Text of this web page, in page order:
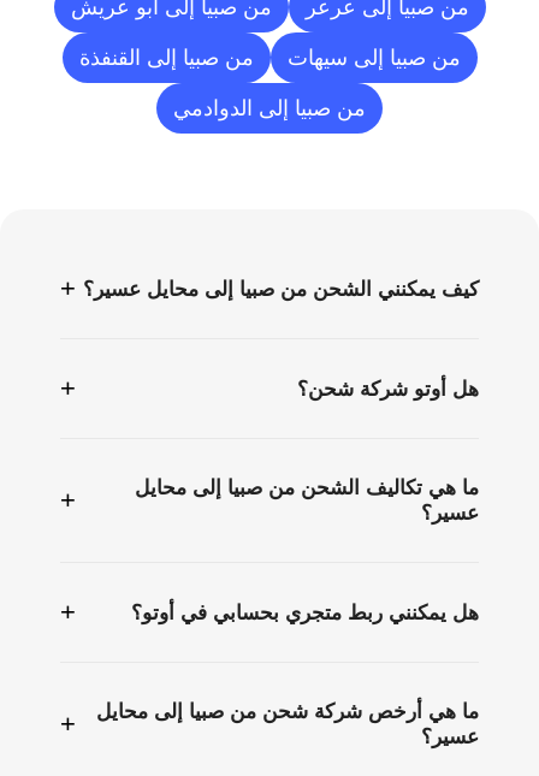
من صبيا إلى عرعر من صبيا إلى أبو عريش
من صبيا إلى سيهات من صبيا إلى القنفذة
من صبيا إلى الدوادمي
كيف يمكنني الشحن من صبيا إلى محايل عسير؟ +
هل أوتو شركة شحن؟ +
ما هي تكاليف الشحن من صبيا إلى محايل
عسير؟
+
هل يمكنني ربط متجري بحسابي في أوتو؟ +
ما هي أرخص شركة شحن من صبيا إلى محايل
عسير؟
+